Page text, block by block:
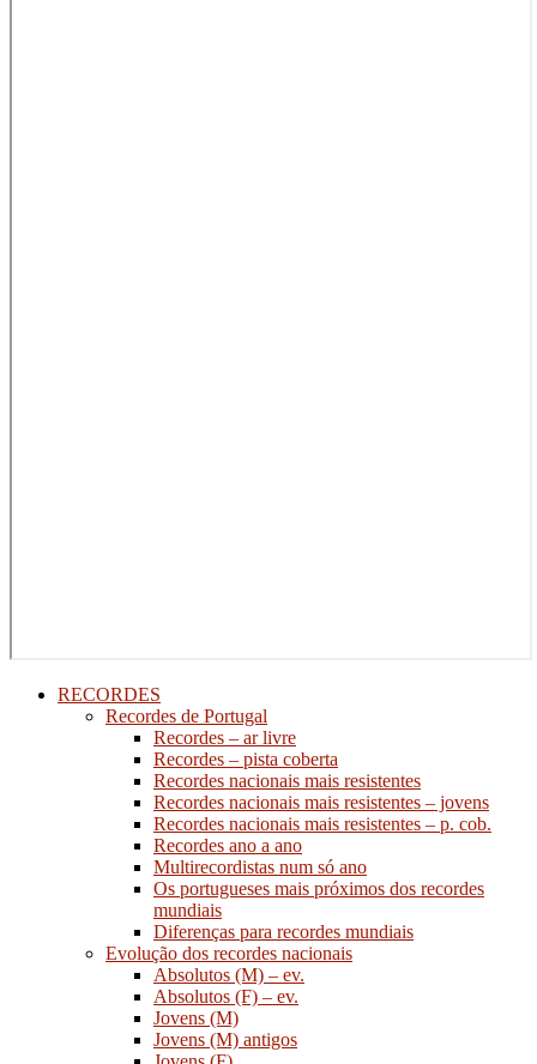
RECORDES
Recordes de Portugal
Recordes – ar livre
Recordes – pista coberta
Recordes nacionais mais resistentes
Recordes nacionais mais resistentes – jovens
Recordes nacionais mais resistentes – p. cob.
Recordes ano a ano
Multirecordistas num só ano
Os portugueses mais próximos dos recordes
mundiais
Diferenças para recordes mundiais
Evolução dos recordes nacionais
Absolutos (M) – ev.
Absolutos (F) – ev.
Jovens (M)
Jovens (M) antigos